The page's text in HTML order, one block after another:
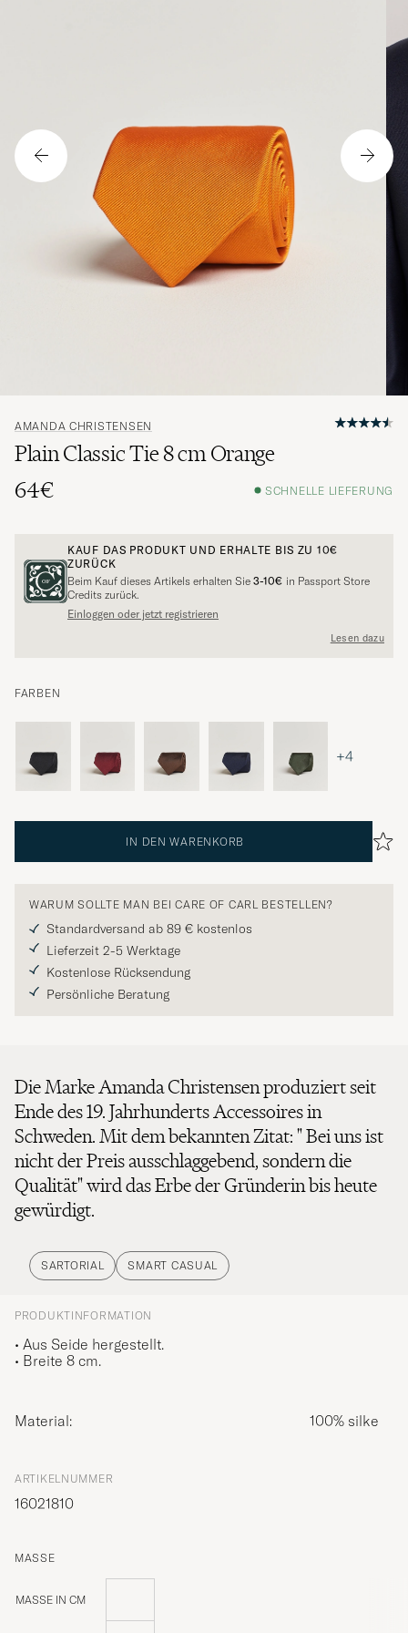
AMANDA CHRISTENSEN
Plain Classic Tie 8 cm Orange
64€
SCHNELLE LIEFERUNG
KAUF DAS PRODUKT UND ERHALTE BIS ZU 10€
ZURÜCK
Beim Kauf dieses Artikels erhalten Sie 3-10€ in Passport Store
Credits zurück.
Einloggen oder jetzt registrieren
Lesen dazu
FARBEN
+4
IN DEN WARENKORB
WARUM SOLLTE MAN BEI CARE OF CARL BESTELLEN?
Standardversand ab 89 € kostenlos
Lieferzeit 2-5 Werktage
Kostenlose Rücksendung
Persönliche Beratung
Die Marke Amanda Christensen produziert seit
Ende des 19. Jahrhunderts Accessoires in
Schweden. Mit dem bekannten Zitat: " Bei uns ist
nicht der Preis ausschlaggebend, sondern die
Qualität" wird das Erbe der Gründerin bis heute
gewürdigt.
SARTORIAL SMART CASUAL
PRODUKTINFORMATION
• Aus Seide hergestellt.
• Breite 8 cm.
Material: 100% silke
ARTIKELNUMMER
16021810
MASSE
MASSE IN CM